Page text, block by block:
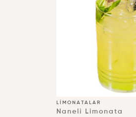
LIMONATALAR
Naneli Limonata